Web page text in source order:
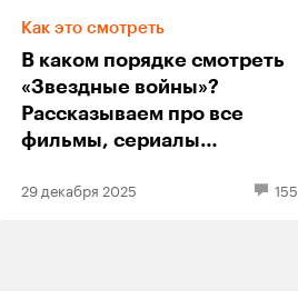
Как это смотреть
В каком порядке смотреть
«Звездные войны»?
Рассказываем про все
фильмы, сериалы
легендарной франшизы
29 декабря 2025 155